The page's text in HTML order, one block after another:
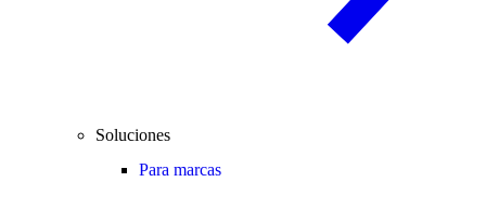
Soluciones
Para marcas